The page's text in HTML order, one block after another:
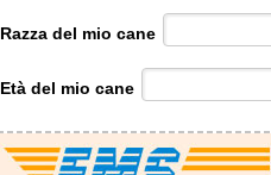
Razza del mio cane
Età del mio cane